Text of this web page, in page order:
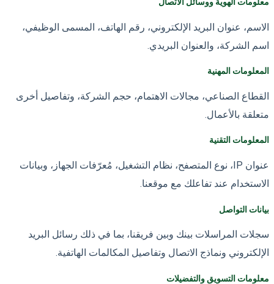
الاسم، عنوان البريد الإلكتروني، رقم الهاتف، المسمى الوظيفي،
اسم الشركة، والعنوان البريدي.
المعلومات المهنية
القطاع الصناعي، مجالات الاهتمام، حجم الشركة، وتفاصيل أخرى
متعلقة بالأعمال.
المعلومات التقنية
عنوان IP، نوع المتصفح، نظام التشغيل، مُعرّفات الجهاز، وبيانات
الاستخدام عند تفاعلك مع موقعنا.
بيانات التواصل
سجلات المراسلات بينك وبين فريقنا، بما في ذلك رسائل البريد
الإلكتروني ونماذج الاتصال وتفاصيل المكالمات الهاتفية.
معلومات التسويق والتفضيلات